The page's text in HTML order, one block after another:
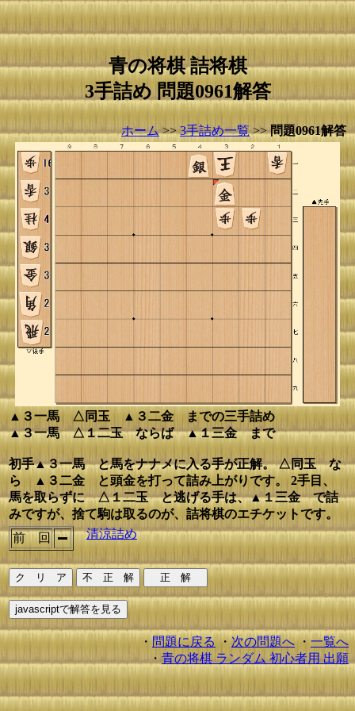
青の将棋 詰将棋
3手詰め 問題0961解答
ホーム>>3手詰め一覧>>問題0961解答
▲３一馬 △同玉 ▲３二金 までの三手詰め
▲３一馬 △１二玉 ならば ▲１三金 まで
初手▲３一馬 と馬をナナメに入る手が正解。 △同玉 な
ら ▲３二金 と頭金を打って詰み上がりです。 2手目、
馬を取らずに △１二玉 と逃げる手は、▲１三金 で詰
みですが、捨て駒は取るのが、詰将棋のエチケットです。
前 回
清涼詰め
・問題に戻る・次の問題へ・一覧へ
・ 青の将棋 ランダム 初心者用 出願